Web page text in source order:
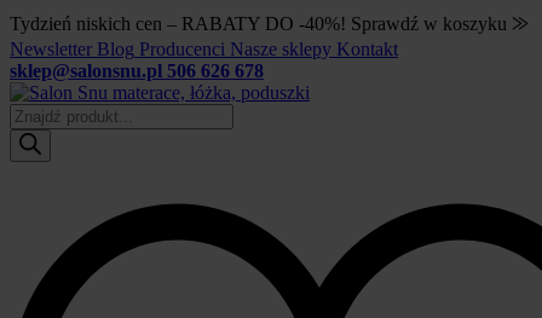
Tydzień niskich cen – RABATY DO -40%! Sprawdź w koszyku ⨠
Newsletter Blog Producenci Nasze sklepy Kontakt
sklep@salonsnu.pl 506 626 678
Wyszukiwarka
produktów